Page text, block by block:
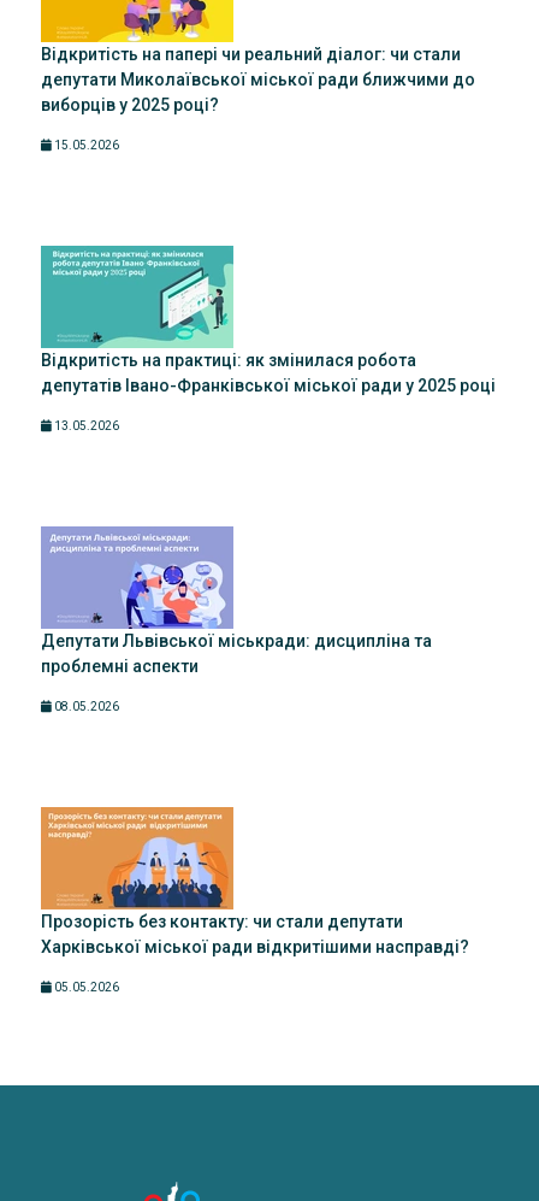
Відкритість на папері чи реальний діалог: чи стали
депутати Миколаївської міської ради ближчими до
виборців у 2025 році?
15.05.2026
Відкритість на практиці: як змінилася робота
депутатів Івано-Франківської міської ради у 2025 році
13.05.2026
Депутати Львівської міськради: дисципліна та
проблемні аспекти
08.05.2026
Прозорість без контакту: чи стали депутати
Харківської міської ради відкритішими насправді?
05.05.2026